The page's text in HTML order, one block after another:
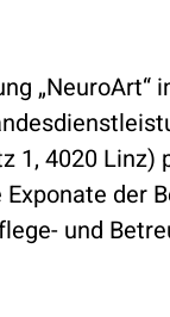
„NeuroArt“
1, 4020 Linz)
der
und